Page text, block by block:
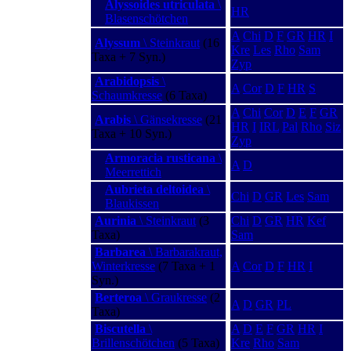
Alyssoides utriculata \
Blasenschötchen
HR
Alyssum \ Steinkraut (16
Taxa + 7 Syn.)
A Chi D F GR HR I
Kre Les Rho Sam
Zyp
Arabidopsis \
Schaumkresse (6 Taxa)
A Cor D F HR S
Arabis \ Gänsekresse (21
Taxa + 10 Syn.)
A Chi Cor D E F GR
HR I IRL Pal Rho Siz
Zyp
Armoracia rusticana \
Meerrettich
A D
Aubrieta deltoidea \
Blaukissen
Chi D GR Les Sam
Aurinia \ Steinkraut (3
Taxa)
Chi D GR HR Kef
Sam
Barbarea \ Barbarakraut,
Winterkresse (7 Taxa + 1
Syn.)
A Cor D F HR I
Berteroa \ Graukresse (2
Taxa)
A D GR PL
Biscutella \
Brillenschötchen (5 Taxa)
A D E F GR HR I
Kre Rho Sam